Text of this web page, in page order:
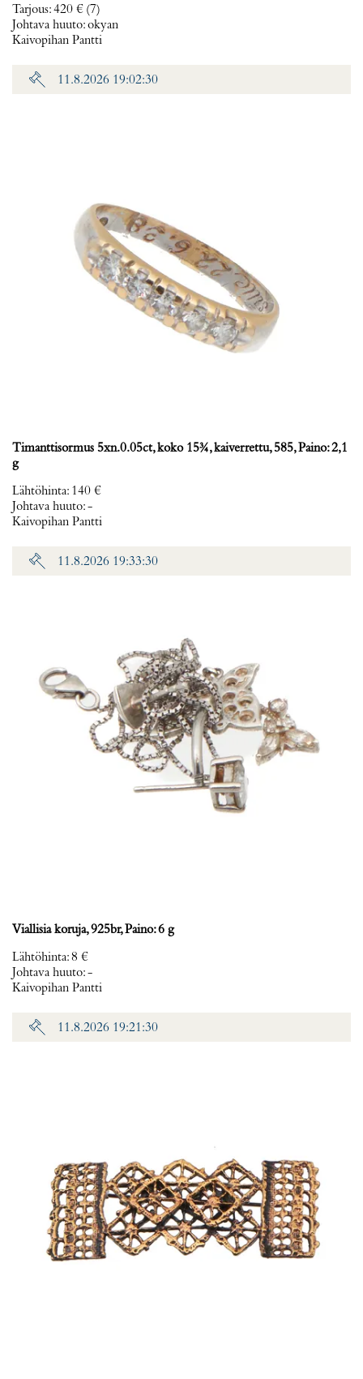
Tarjous:420 € (7)
Johtava huuto:okyan
Kaivopihan Pantti
11.8.2026 19:02:30
Timanttisormus 5xn.0.05ct, koko 15¾, kaiverrettu, 585, Paino: 2,1
g
Lähtöhinta: 140 €
Johtava huuto:-
Kaivopihan Pantti
11.8.2026 19:33:30
Viallisia koruja, 925br, Paino: 6 g
Lähtöhinta:8 €
Johtava huuto:-
Kaivopihan Pantti
11.8.2026 19:21:30